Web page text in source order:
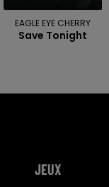
EAGLE EYE CHERRY
Save Tonight
JEUX